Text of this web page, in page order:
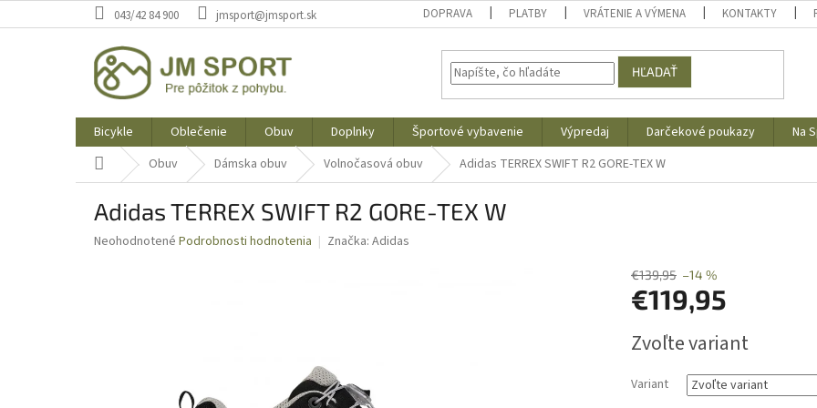
na
043/42 84 900 jmsport@jmsport.sk DOPRAVA PLATBY VRÁTENIE A VÝMENA KONTAKTY
HĽADAŤ
Bicykle Oblečenie Obuv Doplnky Športové vybavenie Výpredaj Darčekové poukazy Na
Domov Obuv Dámska obuv Volnočasová obuv Adidas TERREX SWIFT R2 GORE-TEX W
Adidas TERREX SWIFT R2 GORE-TEX W
Priemerné
Neohodnotené Podrobnosti hodnotenia Značka: Adidas
€139,95 –14 %
€119,95
cena:
Zvoľte variant
Variant